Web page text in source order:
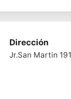
Dirección
Jr.San Martin